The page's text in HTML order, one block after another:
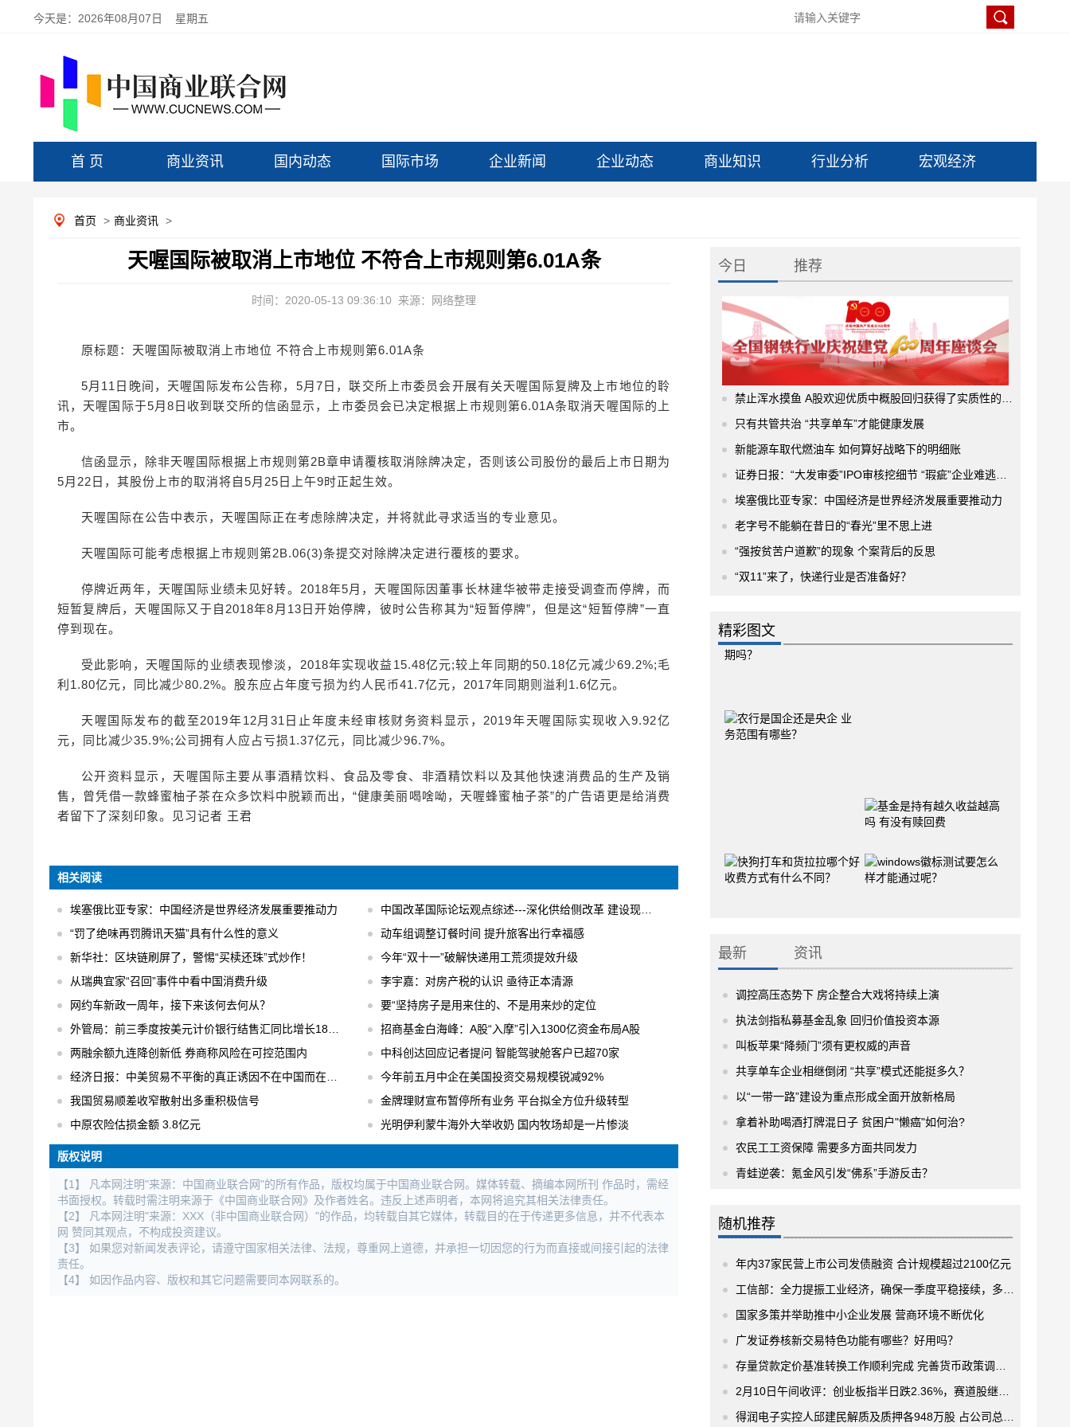
今天是： 2026年08月07日 星期五
首 页 商业资讯 国内动态 国际市场 企业新闻 企业动态 商业知识 行业分析 宏观经济
首页 > 商业资讯 >
天喔国际被取消上市地位 不符合上市规则第6.01A条
时间：2020-05-13 09:36:10 来源：网络整理
原标题：天喔国际被取消上市地位 不符合上市规则第6.01A条
5月11日晚间，天喔国际发布公告称，5月7日，联交所上市委员会开展有关天喔国际复牌及上市地位的聆
讯，天喔国际于5月8日收到联交所的信函显示，上市委员会已决定根据上市规则第6.01A条取消天喔国际的上
市。
信函显示，除非天喔国际根据上市规则第2B章申请覆核取消除牌决定，否则该公司股份的最后上市日期为
5月22日，其股份上市的取消将自5月25日上午9时正起生效。
天喔国际在公告中表示，天喔国际正在考虑除牌决定，并将就此寻求适当的专业意见。
天喔国际可能考虑根据上市规则第2B.06(3)条提交对除牌决定进行覆核的要求。
停牌近两年，天喔国际业绩未见好转。2018年5月，天喔国际因董事长林建华被带走接受调查而停牌，而
短暂复牌后，天喔国际又于自2018年8月13日开始停牌，彼时公告称其为“短暂停牌”，但是这“短暂停牌”一直
停到现在。
受此影响，天喔国际的业绩表现惨淡，2018年实现收益15.48亿元;较上年同期的50.18亿元减少69.2%;毛
利1.80亿元，同比减少80.2%。股东应占年度亏损为约人民币41.7亿元，2017年同期则溢利1.6亿元。
天喔国际发布的截至2019年12月31日止年度未经审核财务资料显示，2019年天喔国际实现收入9.92亿
元，同比减少35.9%;公司拥有人应占亏损1.37亿元，同比减少96.7%。
公开资料显示，天喔国际主要从事酒精饮料、食品及零食、非酒精饮料以及其他快速消费品的生产及销
售，曾凭借一款蜂蜜柚子茶在众多饮料中脱颖而出，“健康美丽喝啥呦，天喔蜂蜜柚子茶”的广告语更是给消费
者留下了深刻印象。见习记者 王君
相关阅读
埃塞俄比亚专家：中国经济是世界经济发展重要推动力
中国改革国际论坛观点综述---深化供给侧改革 建设现代化经济体系
“罚了绝味再罚腾讯天猫”具有什么性的意义
动车组调整订餐时间 提升旅客出行幸福感
新华社：区块链刷屏了，警惕“买椟还珠”式炒作！
今年“双十一”破解快递用工荒须提效升级
从瑞典宜家“召回”事件中看中国消费升级
李宇嘉：对房产税的认识 亟待正本清源
网约车新政一周年，接下来该何去何从？
要“坚持房子是用来住的、不是用来炒的定位
外管局：前三季度按美元计价银行结售汇同比增长18% 结售汇逆差下降75%
招商基金白海峰：A股“入摩”引入1300亿资金布局A股
两融余额九连降创新低 券商称风险在可控范围内
中科创达回应记者提问 智能驾驶舱客户已超70家
经济日报：中美贸易不平衡的真正诱因不在中国而在美国
今年前五月中企在美国投资交易规模锐减92%
我国贸易顺差收窄散射出多重积极信号
金牌理财宣布暂停所有业务 平台拟全方位升级转型
中原农险估损金额 3.8亿元
光明伊利蒙牛海外大举收奶 国内牧场却是一片惨淡
版权说明
【1】 凡本网注明"来源：中国商业联合网"的所有作品，版权均属于中国商业联合网。媒体转载、摘编本网所刊 作品时，需经
书面授权。转载时需注明来源于《中国商业联合网》及作者姓名。违反上述声明者，本网将追究其相关法律责任。
【2】 凡本网注明"来源：XXX（非中国商业联合网）"的作品，均转载自其它媒体，转载目的在于传递更多信息，并不代表本
网 赞同其观点，不构成投资建议。
【3】 如果您对新闻发表评论，请遵守国家相关法律、法规，尊重网上道德，并承担一切因您的行为而直接或间接引起的法律
责任。
【4】 如因作品内容、版权和其它问题需要同本网联系的。
今日 推荐
禁止浑水摸鱼 A股欢迎优质中概股回归获得了实质性的进展
只有共管共治 “共享单车”才能健康发展
新能源车取代燃油车 如何算好战略下的明细账
证券日报：“大发审委”IPO审核挖细节 “瑕疵”企业难逃法眼
埃塞俄比亚专家：中国经济是世界经济发展重要推动力
老字号不能躺在昔日的“春光”里不思上进
“强按贫苦户道歉”的现象 个案背后的反思
“双11”来了，快递行业是否准备好？
精彩图文
最新 资讯
调控高压态势下 房企整合大戏将持续上演
执法剑指私募基金乱象 回归价值投资本源
叫板苹果“降频门”须有更权威的声音
共享单车企业相继倒闭 “共享”模式还能挺多久？
以“一带一路”建设为重点形成全面开放新格局
拿着补助喝酒打牌混日子 贫困户"懒癌"如何治?
农民工工资保障 需要多方面共同发力
青蛙逆袭：氪金风引发“佛系”手游反击？
随机推荐
年内37家民营上市公司发债融资 合计规模超过2100亿元
工信部：全力提振工业经济，确保一季度平稳接续，多措并举扩大消费需求
国家多策并举助推中小企业发展 营商环境不断优化
广发证券核新交易特色功能有哪些？好用吗？
存量贷款定价基准转换工作顺利完成 完善货币政策调控和传导机制
2月10日午间收评：创业板指半日跌2.36%，赛道股继续下挫，宁德时代放量跌近8%
得润电子实控人邱建民解质及质押各948万股 占公司总股本比例2.00%